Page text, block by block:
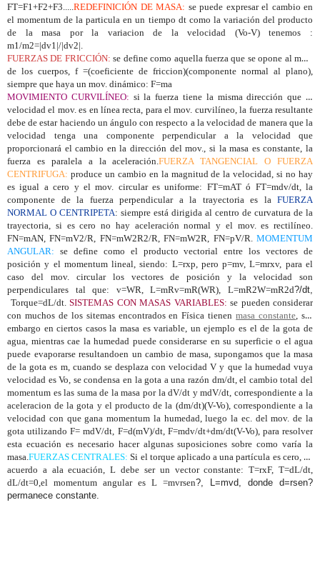
FT=F1+F2+F3.....REDEFINICIÓN DE MASA: se puede expresar el cambio en
el momentum de la particula en un tiempo dt como la variación del producto
de la masa por la variacion de la velocidad (Vo-V) tenemos :
m1/m2=|dv1|/|dv2|.
FUERZAS DE FRICCIÓN: se define como aquella fuerza que se opone al mov.
de los cuerpos, f =(coeficiente de friccion)(componente normal al plano),
siempre que haya un mov. dinámico: F=ma
MOVIMIENTO CURVILÍNEO: si la fuerza tiene la misma dirección que la
velocidad el mov. es en línea recta, para el mov. curvilíneo, la fuerza resultante
debe de estar haciendo un ángulo con respecto a la velocidad de manera que la
velocidad tenga una componente perpendicular a la velocidad que
proporcionará el cambio en la dirección del mov., si la masa es constante, la
fuerza es paralela a la aceleración.FUERZA TANGENCIAL O FUERZA
CENTRIFUGA: produce un cambio en la magnitud de la velocidad, si no hay
es igual a cero y el mov. circular es uniforme: FT=mAT ó FT=mdv/dt, la
componente de la fuerza perpendicular a la trayectoria es la FUERZA
NORMAL O CENTRIPETA: siempre está dirigida al centro de curvatura de la
trayectoria, si es cero no hay aceleración normal y el mov. es rectilíneo.
FN=mAN, FN=mV2/R, FN=mW2R2/R, FN=mW2R, FN=pV/R. MOMENTUM
ANGULAR: se define como el producto vectorial entre los vectores de
posición y el momentum lineal, siendo: L=rxp, pero p=mv, L=mrxv, para el
caso del mov. circular los vectores de posición y la velocidad son
perpendiculares tal que: v=WR, L=mRv=mR(WR), L=mR2W=mR2d?/dt,
Torque=dL/dt. SISTEMAS CON MASAS VARIABLES: se pueden considerar
con muchos de los sitemas encontrados en Física tienenmasa constante, sin
embargo en ciertos casos la masa es variable, un ejemplo es el de la gota de
agua, mientras cae la humedad puede considerarse en su superficie o el agua
puede evaporarse resultandoen un cambio de masa, supongamos que la masa
de la gota es m, cuando se desplaza con velocidad V y que la humedad vuya
velocidad es Vo, se condensa en la gota a una razón dm/dt, el cambio total del
momentum es las suma de la masa por la dV/dt y mdV/dt, correspondiente a la
aceleracion de la gota y el producto de la (dm/dt)(V-Vo), correspondiente a la
velocidad con que gana momentum la humedad, luego la ec. del mov. de la
gota utilizando F= mdV/dt, F=d(mV)/dt, F=mdv/dt+dm/dt(V-Vo), para resolver
esta ecuación es necesario hacer algunas suposiciones sobre como varía la
masa.FUERZAS CENTRALES: Si el torque aplicado a una partícula es cero, de
acuerdo a ala ecuación, L debe ser un vector constante: T=rxF, T=dL/dt,
dL/dt=0,el momentum angular es L =mvrsen?, L=mvd, donde d=rsen?
permanece constante.